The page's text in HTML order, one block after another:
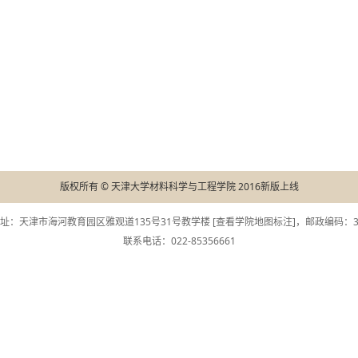
版权所有 © 天津大学材料科学与工程学院 2016新版上线
：天津市海河教育园区雅观道135号31号教学楼 [查看学院地图标注]，邮政编码：
联系电话：022-85356661